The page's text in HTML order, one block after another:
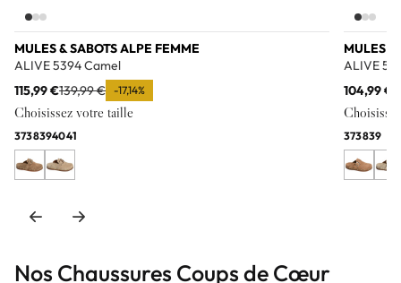
MULES & SABOTS ALPE FEMME
ALIVE 5394 Camel
115,99 €139,99 € -17,14%
Choisissez votre taille
3738394041
MULES &
ALIVE
104,99 €
373839
Nos Chaussures Coups de Cœur